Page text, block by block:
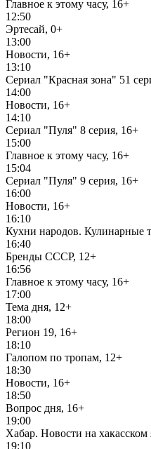
Главное к этому часу, 16+
12:50
Эртесай, 0+
13:00
Новости, 16+
13:10
Сериал "Красная зона" 51
14:00
Новости, 16+
14:10
Сериал "Пуля" 8 серия, 16+
15:00
Главное к этому часу, 16+
15:04
Сериал "Пуля" 9 серия, 16+
16:00
Новости, 16+
16:10
Кухни народов. Кулинарные
16:40
Бренды СССР, 12+
16:56
Главное к этому часу, 16+
17:00
Тема дня, 12+
18:00
Регион 19, 16+
18:10
Галопом по тропам, 12+
18:30
Новости, 16+
18:50
Вопрос дня, 16+
19:00
Хабар. Новости на хакасском
19:10